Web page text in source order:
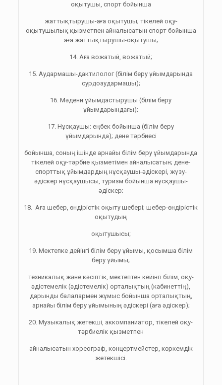
оқытушы, спорт бойынша
жаттықтырушы-аға оқытушы; тікелей оқу-
оқытушылық қызметпен айналысатын спорт бойынша
аға жаттықтырушы-оқытушы;
14. Аға вожатый, вожатый;
15. Аудармашы-дактилолог (білім беру ұйымдарында
сурдоаудармашы);
16. Мәдени ұйымдастырушы (білім беру
ұйымдарындағы);
17. Нұсқаушы: еңбек бойынша (білім беру
ұйымдарында); дене тәрбиесі
бойынша, соның ішінде арнайы білім беру ұйымдарында
тікелей оқу-тәрбие қызметімен айналысатын; дене-
спорттық ұйымдардың нұсқаушы-әдіскері, жүзу-
әдіскер нұсқаушысы, туризм бойынша нұсқаушы-
әдіскер;
18. Аға шебер, өндірістік оқыту шебері; шебер-өндірістік
оқытудың
оқытушысы;
19. Мектепке дейінгі білім беру ұйымы, қосымша білім
беру ұйымы;
техникалық және кәсіптік, мектептен кейінгі білім, оқу-
әдістемелік (әдістемелік) орталықтың (кабинеттің),
дарынды балалармен жұмыс бойынша орталықтың,
арнайы білім беру ұйымының әдіскері (аға әдіскер);
20. Музыкалық жетекші, аккомпаниатор, тікелей оқу-
тәрбиелік қызметпен
айналысатын хореограф, концертмейстер, көркемдік
жетекшісі.